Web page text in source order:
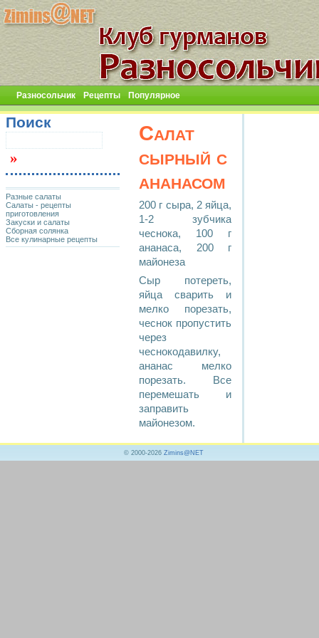
Разносольчик Рецепты Популярное
Салат
сырный с
ананасом
200 г сыра, 2 яйца,
1-2 зубчика
чеснока, 100 г
ананаса, 200 г
майонеза
Сыр потереть,
яйца сварить и
мелко порезать,
чеснок пропустить
через
чеснокодавилку,
ананас мелко
порезать. Все
перемешать и
заправить
майонезом.
Поиск
Разные салаты
Салаты - рецепты
приготовления
Закуски и салаты
Сборная солянка
Все кулинарные рецепты
© 2000-2026 Zimins@NET